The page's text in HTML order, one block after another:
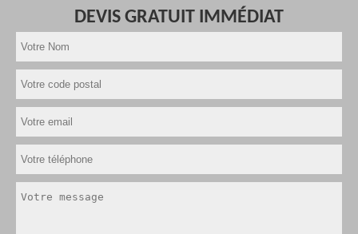
DEVIS GRATUIT IMMÉDIAT